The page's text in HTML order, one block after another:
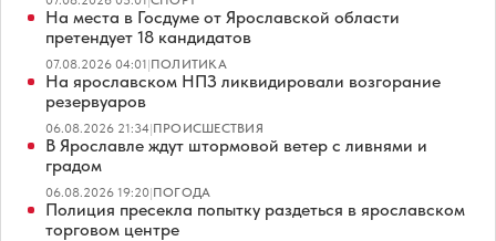
На места в Госдуме от Ярославской области
претендует 18 кандидатов
07.08.2026 04:01|ПОЛИТИКА
На ярославском НПЗ ликвидировали возгорание
резервуаров
06.08.2026 21:34|ПРОИСШЕСТВИЯ
В Ярославле ждут штормовой ветер с ливнями и
градом
06.08.2026 19:20|ПОГОДА
Полиция пресекла попытку раздеться в ярославском
торговом центре